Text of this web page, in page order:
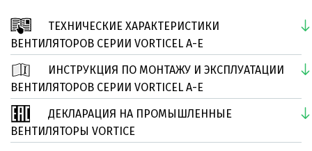
вентилятора.
Срок службы вентилятора более 30000 часов, в том
числе при непрерывной работе.
Дополнительно к вентилятору поставляются
регуляторы скорости.
ТЕХНИЧЕСКИЕ ХАРАКТЕРИСТИКИ
ВЕНТИЛЯТОРОВ СЕРИИ VORTICEL A-E
ИНСТРУКЦИЯ ПО МОНТАЖУ И ЭКСПЛУАТАЦИИ
ВЕНТИЛЯТОРОВ СЕРИИ VORTICEL A-E
ДЕКЛАРАЦИЯ НА ПРОМЫШЛЕННЫЕ
ВЕНТИЛЯТОРЫ VORTICE